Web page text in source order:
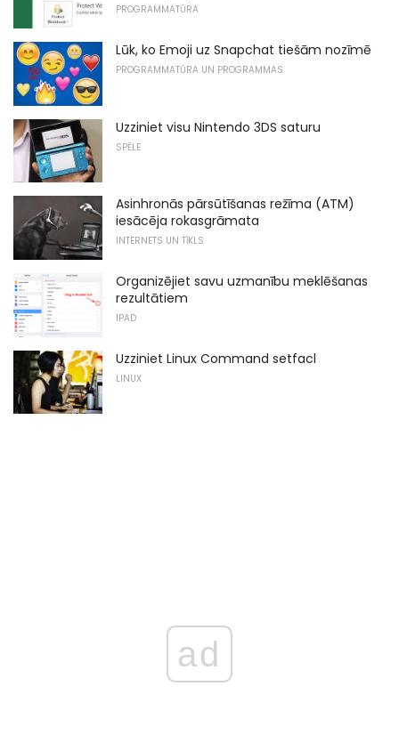
PROGRAMMATŪRA
Lūk, ko Emoji uz Snapchat tiešām nozīmē
PROGRAMMATŪRA UN PROGRAMMAS
Uzziniet visu Nintendo 3DS saturu
SPĒLE
Asinhronās pārsūtīšanas režīma (ATM)
iesācēja rokasgrāmata
INTERNETS UN TĪKLS
Organizējiet savu uzmanību meklēšanas
rezultātiem
IPAD
Uzziniet Linux Command setfacl
LINUX
ad